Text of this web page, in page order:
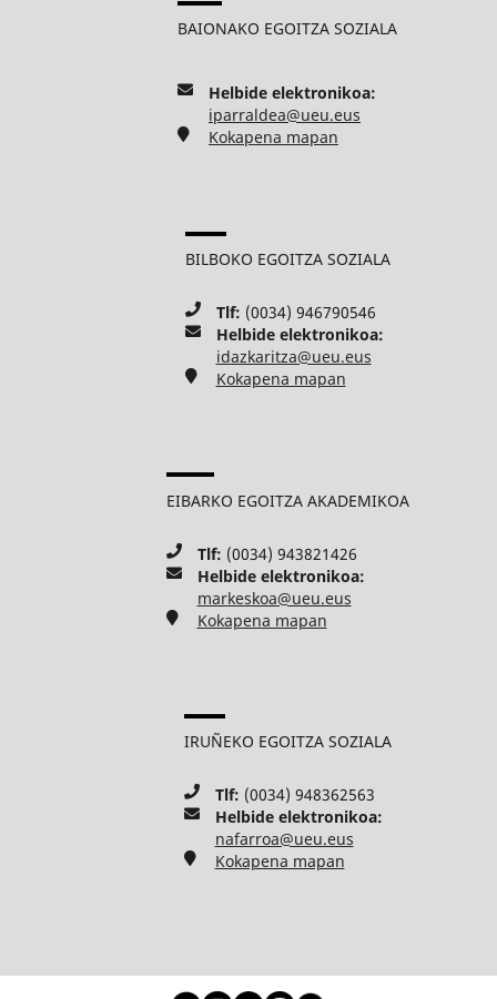
BAIONAKO EGOITZA SOZIALA
Helbide elektronikoa:
iparraldea@ueu.eus
Kokapena mapan
BILBOKO EGOITZA SOZIALA
Tlf: (0034) 946790546
Helbide elektronikoa:
idazkaritza@ueu.eus
Kokapena mapan
EIBARKO EGOITZA AKADEMIKOA
Tlf: (0034) 943821426
Helbide elektronikoa:
markeskoa@ueu.eus
Kokapena mapan
IRUÑEKO EGOITZA SOZIALA
Tlf: (0034) 948362563
Helbide elektronikoa:
nafarroa@ueu.eus
Kokapena mapan